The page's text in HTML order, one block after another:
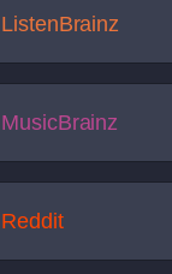
ListenBrainz
MusicBrainz
Reddit